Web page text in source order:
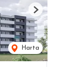
Harta
Next